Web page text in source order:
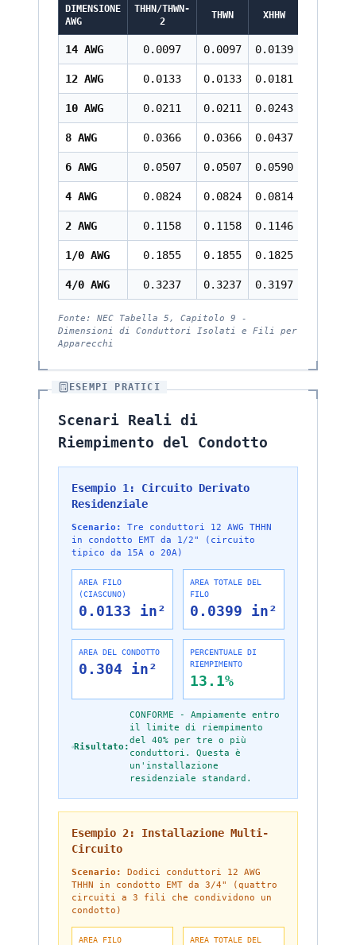
DIMENSIONE
AWG
THHN/THWN-
2
THWN XHHW
14 AWG 0.0097 0.0097 0.0139
12 AWG 0.0133 0.0133 0.0181
10 AWG 0.0211 0.0211 0.0243
8 AWG 0.0366 0.0366 0.0437
6 AWG 0.0507 0.0507 0.0590
4 AWG 0.0824 0.0824 0.0814
2 AWG 0.1158 0.1158 0.1146
1/0 AWG 0.1855 0.1855 0.1825
4/0 AWG 0.3237 0.3237 0.3197
Fonte: NEC Tabella 5, Capitolo 9 -
Dimensioni di Conduttori Isolati e Fili per
Apparecchi
ESEMPI PRATICI
Scenari Reali di
Riempimento del Condotto
Esempio 1: Circuito Derivato
Residenziale
Scenario:
Tre conduttori 12 AWG THHN
in condotto EMT da 1/2" (circuito
tipico da 15A o 20A)
AREA FILO
(CIASCUNO)
0.0133 in²
AREA TOTALE DEL
FILO
0.0399 in²
AREA DEL CONDOTTO
0.304 in²
PERCENTUALE DI
RIEMPIMENTO
13.1%
Risultato:
CONFORME - Ampiamente entro
il limite di riempimento
del 40% per tre o più
conduttori. Questa è
un'installazione
residenziale standard.
Esempio 2: Installazione Multi-
Circuito
Scenario:
Dodici conduttori 12 AWG
THHN in condotto EMT da 3/4" (quattro
circuiti a 3 fili che condividono un
condotto)
AREA FILO
AREA TOTALE DEL